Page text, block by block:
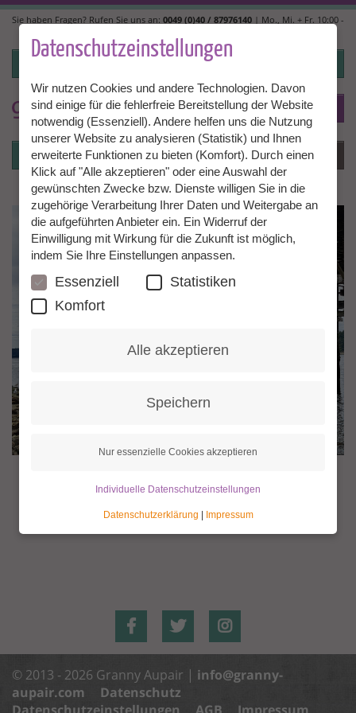
Direkt
zum
Inhalt
Sie haben Fragen? Rufen Sie uns an: 0049 (0)40 / 87976140 | Mo., Mi. + Fr. 10:00 -
DE
Login Menü
© 2013 - 2026 Granny Aupair | info@granny-
aupair.com
Datenschutz
Datenschutzeinstellungen
AGB Impressum
Datenschutzeinstellungen
Wir nutzen Cookies und andere Technologien. Davon
sind einige für die fehlerfreie Bereitstellung der Website
notwendig (Essenziell). Andere helfen uns die Nutzung
unserer Website zu analysieren (Statistik) und Ihnen
erweiterte Funktionen zu bieten (Komfort). Durch einen
Klick auf "Alle akzeptieren" oder eine Auswahl der
gewünschten Zwecke bzw. Dienste willigen Sie in die
zugehörige Verarbeitung Ihrer Daten und Weitergabe an
die aufgeführten Anbieter ein. Ein Widerruf der
Einwilligung mit Wirkung für die Zukunft ist möglich,
indem Sie Ihre Einstellungen anpassen.
Essenziell
Statistiken
Komfort
Alle akzeptieren
Speichern
Nur essenzielle Cookies akzeptieren
Individuelle Datenschutzeinstellungen
Datenschutzerklärung Impressum